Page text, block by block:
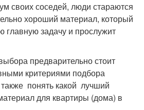
своих соседей, люди стараются
хороший материал, который
главную задачу и прослужит
предварительно стоит
критериями подбора
понять какой лучший
для квартиры (дома) в